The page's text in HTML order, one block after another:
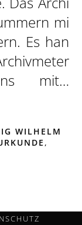
mi
Es han
mit…
WILHELM
,